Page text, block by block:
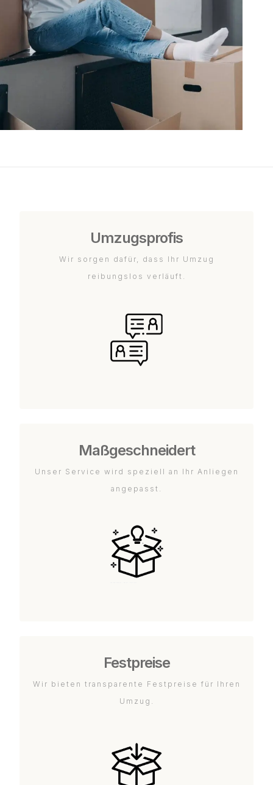
Umzugsprofis
Wir sorgen dafür, dass Ihr Umzug
reibungslos verläuft.
Maßgeschneidert
Unser Service wird speziell an Ihr Anliegen
angepasst.
Festpreise
Wir bieten transparente Festpreise für Ihren
Umzug.